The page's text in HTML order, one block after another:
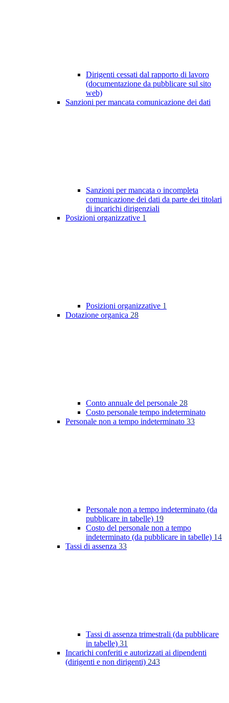
Dirigenti cessati dal rapporto di lavoro
(documentazione da pubblicare sul sito
web)
Sanzioni per mancata comunicazione dei dati
Sanzioni per mancata o incompleta
comunicazione dei dati da parte dei titolari
di incarichi dirigenziali
Posizioni organizzative 1
Posizioni organizzative 1
Dotazione organica 28
Conto annuale del personale 28
Costo personale tempo indeterminato
Personale non a tempo indeterminato 33
Personale non a tempo indeterminato (da
pubblicare in tabelle) 19
Costo del personale non a tempo
indeterminato (da pubblicare in tabelle) 14
Tassi di assenza 33
Tassi di assenza trimestrali (da pubblicare
in tabelle) 31
Incarichi conferiti e autorizzati ai dipendenti
(dirigenti e non dirigenti) 243